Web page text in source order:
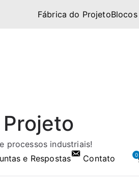
Fábrica do Projeto
processos industriais!
e Respostas Contato 0